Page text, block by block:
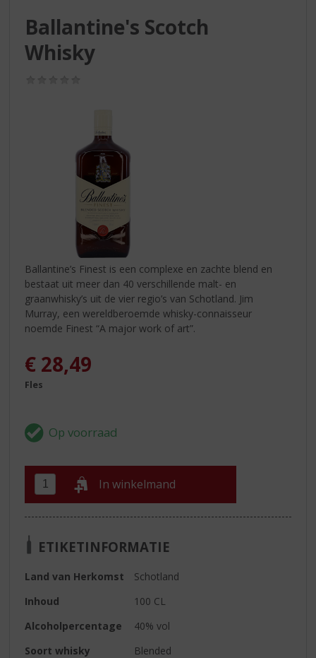
Ballantine's Scotch
Whisky
Ballantine’s Finest is een complexe en zachte blend en
bestaat uit meer dan 40 verschillende malt- en
graanwhisky’s uit de vier regio’s van Schotland. Jim
Murray, een wereldberoemde whisky-connaisseur
noemde Finest “A major work of art”.
€ 28,49
Fles
In winkelmand
ETIKETINFORMATIE
Land van Herkomst
Schotland
Inhoud
100 CL
Alcoholpercentage
40% vol
Soort whisky
Blended